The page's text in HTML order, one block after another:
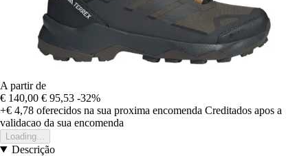
A partir de
€ 140,00 € 95,53 -32%
+€ 4,78 oferecidos na sua proxima encomenda Creditados apos a
validacao da sua encomenda
Loading...
Descrição